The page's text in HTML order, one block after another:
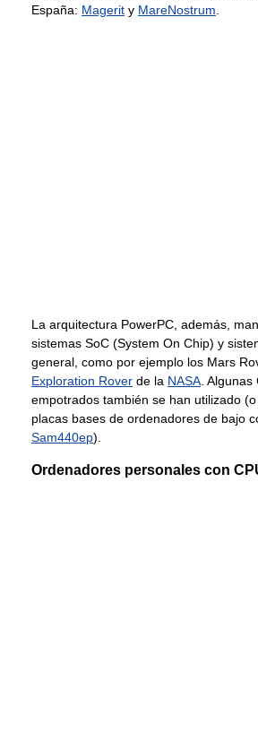
España: Magerit y MareNostrum
La arquitectura PowerPC, además,
sistemas SoC (System On Chip) y
general, como por ejemplo los Mars
Exploration Rover de la NASA .
empotrados también se han utilizado
placas bases de ordenadores de bajo
Sam440ep).
Ordenadores personales con